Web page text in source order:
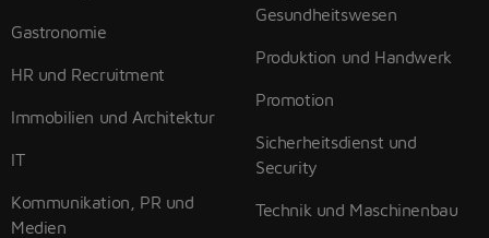
Gastronomie
HR und Recruitment
Immobilien und Architektur
IT
Kommunikation, PR und
Medien
Gesundheitswesen
Produktion und Handwerk
Promotion
Sicherheitsdienst und
Security
Technik und Maschinenbau